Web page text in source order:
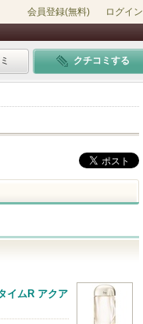
会員登録(無料) ログイン
クチコミする
イムR アクア